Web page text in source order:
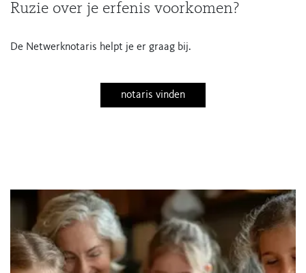
Ruzie over je erfenis voorkomen?
De Netwerknotaris helpt je er graag bij.
notaris vinden